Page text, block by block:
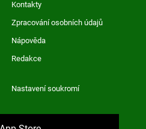
Kontakty
Zpracování osobních údajů
Nápověda
Redakce
Nastavení soukromí